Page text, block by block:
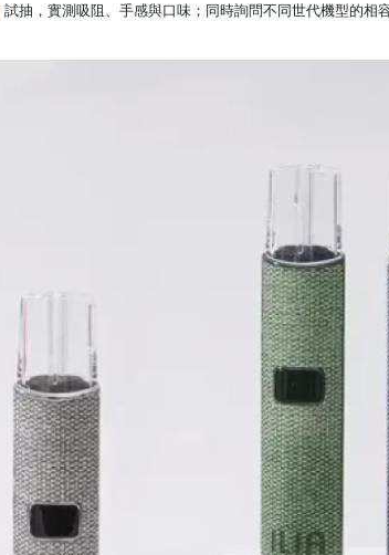
試抽，實測吸阻、手感與口味；同時詢問不同世代機型的相